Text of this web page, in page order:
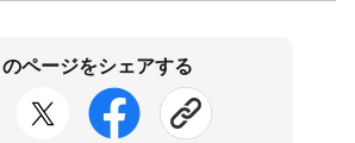
のページをシェアする